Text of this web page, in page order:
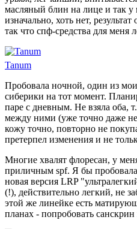
масляный блин на лице и так у
изначально, хоть нет,
так что спф-средства для меня
Tanum
Пробовала ночной, один из
сиберики на тот момент.
паре с дневным. Не взяла оба,
между ними (уже точно даже
кожу точно, повторно не
претерпел изменения и не
Многие хвалят флоресан, у
приличным spf. Я бы
новая версия LRP
(!), действительно легкий, не
этой же линейке есть
планах - попробовать